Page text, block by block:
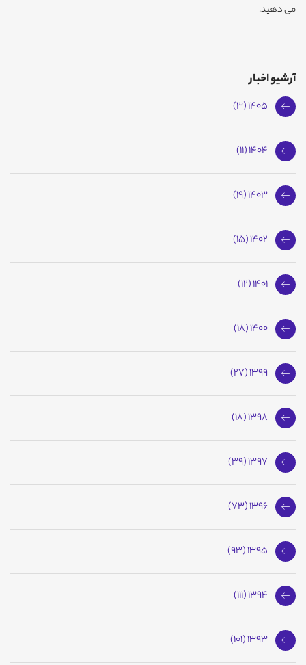
می دهید.
آرشیو اخبار
1405 (3)
1404 (11)
1403 (19)
1402 (15)
1401 (12)
1400 (18)
1399 (27)
1398 (18)
1397 (39)
1396 (73)
1395 (93)
1394 (111)
1393 (101)